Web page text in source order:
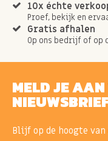
10x échte
Proef, bekijk en
Gratis afhalen
Op ons bedrijf of op
MELD JE
Blijf op de hoogte